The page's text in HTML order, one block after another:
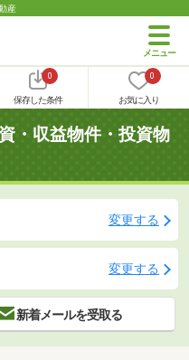
産
0
保存した条件
0
お気に入り
・収益物件・投資物
変更する
変更する
新着メールを受取る